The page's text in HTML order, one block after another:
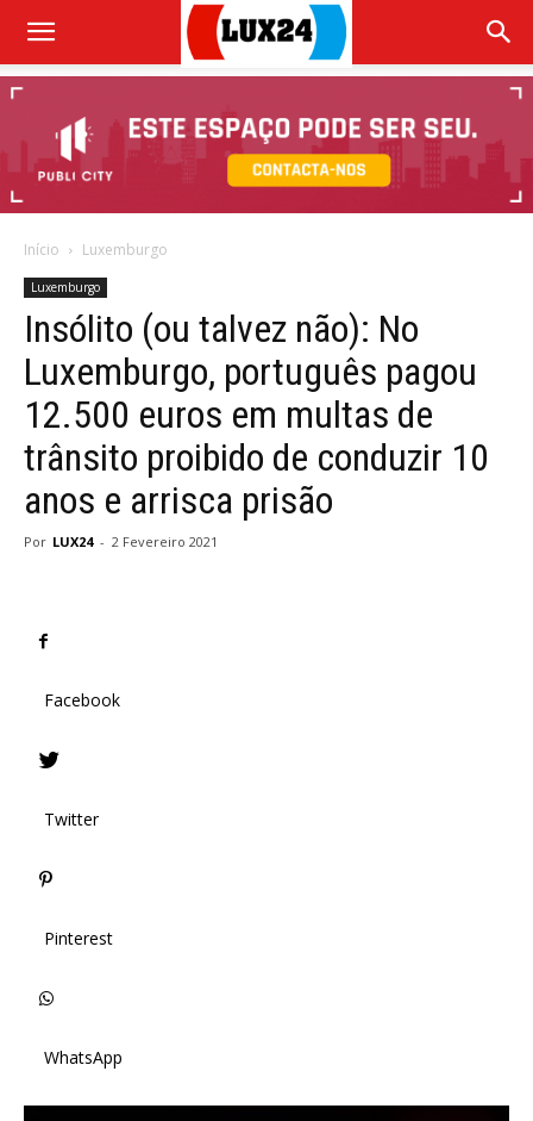
Início Luxemburgo
Luxemburgo
Insólito (ou talvez não): No
Luxemburgo, português pagou
12.500 euros em multas de
trânsito proibido de conduzir 10
anos e arrisca prisão
Por LUX24 - 2 Fevereiro 2021
Facebook
Twitter
Pinterest
WhatsApp